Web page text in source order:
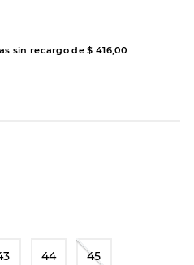
sin recargo de$ 416,00
44 45
9.
slip-ins